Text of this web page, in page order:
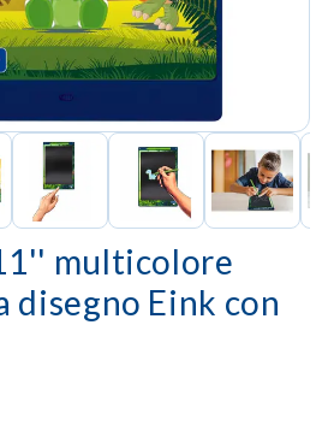
multicolore
disegno Eink con